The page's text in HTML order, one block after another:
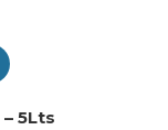
5Lts